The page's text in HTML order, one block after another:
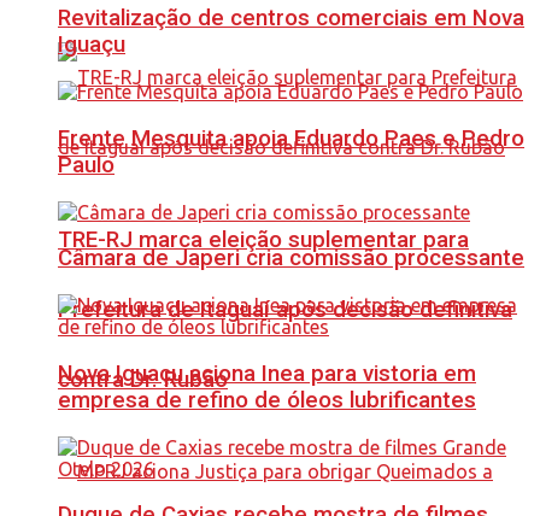
TRE-RJ marca eleição suplementar para
Prefeitura de Itaguaí após decisão definitiva
contra Dr. Rubão
Revitalização de centros comerciais em Nova
Iguaçu
Frente Mesquita apoia Eduardo Paes e Pedro
Paulo
Câmara de Japeri cria comissão processante
Nova Iguaçu aciona Inea para vistoria em
empresa de refino de óleos lubrificantes